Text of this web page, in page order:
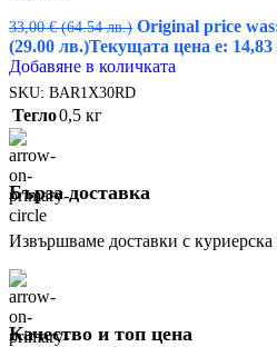
33,00€ (64.54 лв.) Original price
(29.00 лв.)Текущата цена е: 14,83
Добавяне в количката
SKU: BAR1X30RD
Тегло0,5 кг
Бърза доставка
Извършваме доставки с
Качество и топ цена